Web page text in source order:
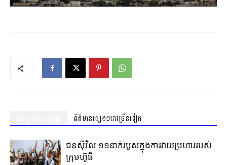
ព័ត៌មានផ្សេងៗជាច្រើនទៀត
ជនស៊ីវិល ១១នាក់របួសក្នុងការវាយប្រហាររបស់
ក្រុមហ៊ូធី